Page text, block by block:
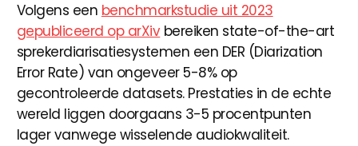
Volgens een benchmarkstudie uit 2023
gepubliceerd op arXivbereiken state-of-the-art
sprekerdiarisatiesystemen een DER (Diarization
Error Rate) van ongeveer 5-8% op
gecontroleerde datasets. Prestaties in de echte
wereld liggen doorgaans 3-5 procentpunten
lager vanwege wisselende audiokwaliteit.